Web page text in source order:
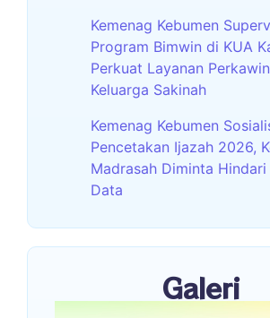
Kemenag Kebumen
Program Bimwin di KUA
Perkuat Layanan
Keluarga Sakinah
Kemenag Kebumen
Pencetakan Ijazah 2026,
Madrasah Diminta Hindari
Data
Galeri